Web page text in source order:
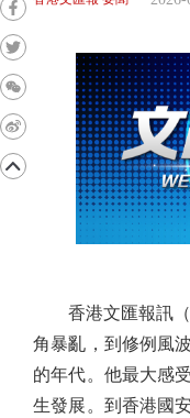
香港文匯報訊（
角暴亂，到修例風
的年代。他最大感
生發展。到香港國